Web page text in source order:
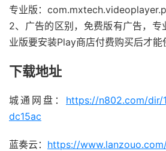
专业版：
2、广告的区别，免费版有广告，专
业版要安装Play商店付费购买后才能
下载地址
城通网盘： https://n802.com/dir/
dc15ac
蓝奏云： https://